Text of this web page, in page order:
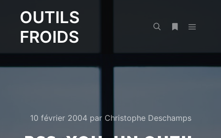
OUTILS
FROIDS
10 février 2004par Christophe Deschamps